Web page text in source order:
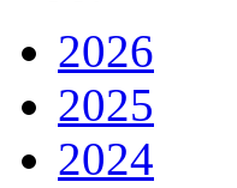
2026
2025
2024